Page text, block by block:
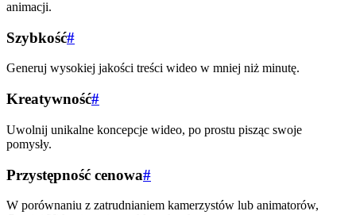
animacji.
Szybkość#
Generuj wysokiej jakości treści wideo w mniej niż minutę.
Kreatywność#
Uwolnij unikalne koncepcje wideo, po prostu pisząc swoje
pomysły.
Przystępność cenowa#
W porównaniu z zatrudnianiem kamerzystów lub animatorów,